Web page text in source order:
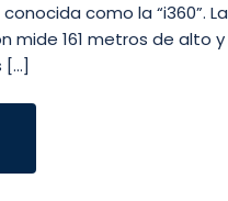
como la “i360”. La
mide 161 metros de alto y
[…]